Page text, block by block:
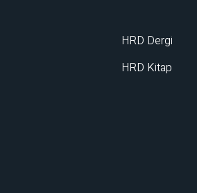
HRD Dergi
HRD Kitap